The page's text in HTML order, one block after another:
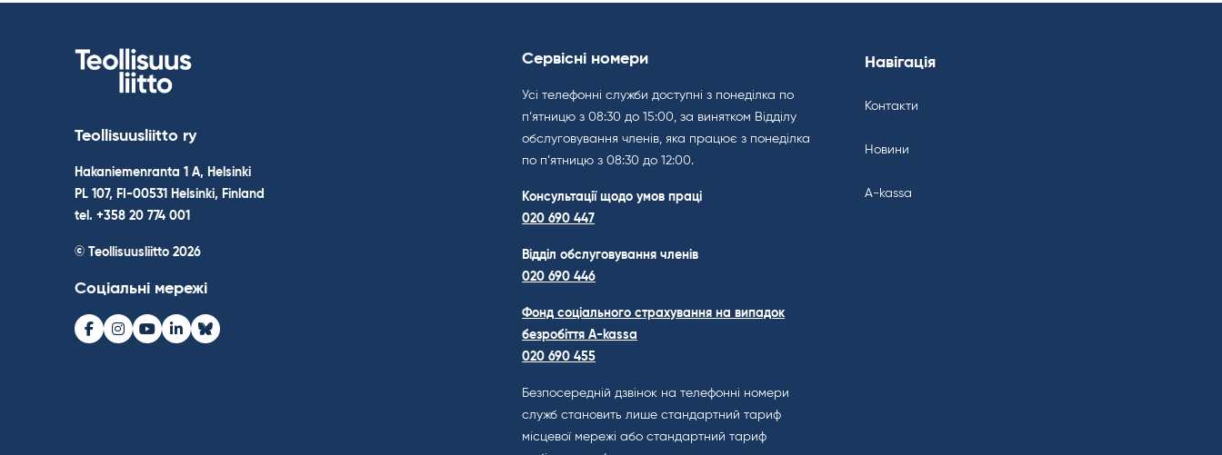
Teollisuusliitto ry
Hakaniemenranta 1 A, Helsinki
PL 107, FI-00531 Helsinki, Finland
tel. +358 20 774 001
© Teollisuusliitto 2026
Соціальні мережі
Facebook
Instagram
Youtube
LinkedInBluesky
Сервісні номери
Усі телефонні служби доступні з понеділка по
п’ятницю з 08:30 до 15:00, за винятком Відділу
обслуговування членів, яка працює з понеділка
по п’ятницю з 08:30 до 12:00.
Консультації щодо умов праці
020 690 447
Відділ обслуговування членів
020 690 446
Фонд соціального страхування на випадок
безробіття A-kassa
020 690 455
Безпосередній дзвінок на телефонні номери
служб становить лише стандартний тариф
місцевої мережі або стандартний тариф
Навігація
Контакти
Новини
A-kassa